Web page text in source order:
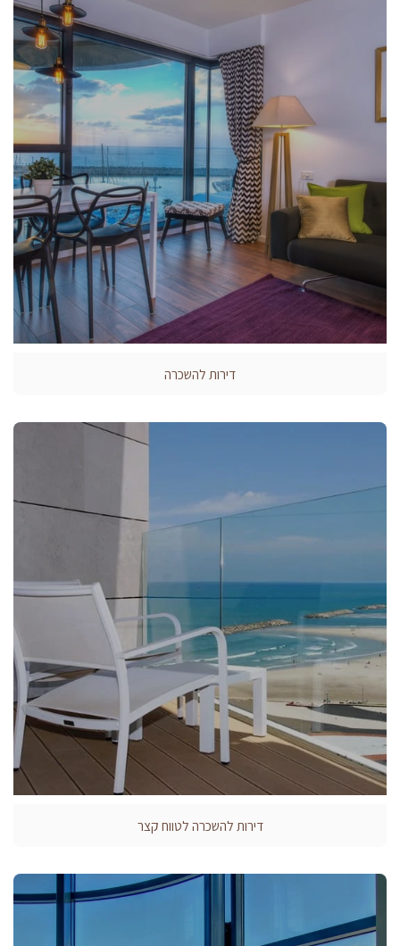
דירות להשכרה
דירות להשכרה לטווח קצר